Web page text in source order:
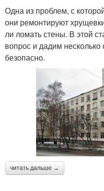
Одна из проблем, с
они ремонтируют
ли ломать стены. В этой
вопрос и дадим несколько
безопасно.
читать дальше →